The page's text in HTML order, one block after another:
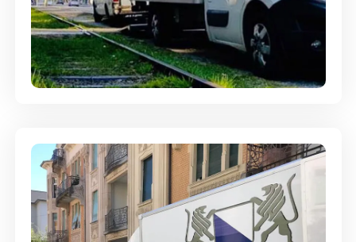
Ein- und Auspackservice